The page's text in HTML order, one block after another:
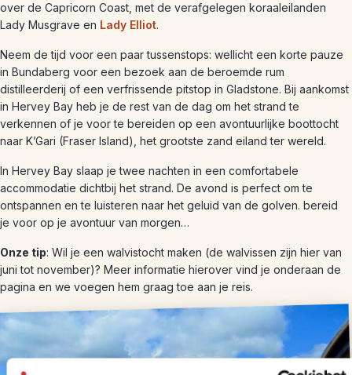
over de Capricorn Coast, met de verafgelegen koraaleilanden
Lady Musgrave en Lady Elliot.
Neem de tijd voor een paar tussenstops: wellicht een korte pauze
in Bundaberg voor een bezoek aan de beroemde rum
distilleerderij of een verfrissende pitstop in Gladstone. Bij aankomst
in Hervey Bay heb je de rest van de dag om het strand te
verkennen of je voor te bereiden op een avontuurlijke boottocht
naar K’Gari (Fraser Island), het grootste zand eiland ter wereld.
In Hervey Bay slaap je twee nachten in een comfortabele
accommodatie dichtbij het strand. De avond is perfect om te
ontspannen en te luisteren naar het geluid van de golven. bereid
je voor op je avontuur van morgen…
Onze tip: Wil je een walvistocht maken (de walvissen zijn hier van
juni tot november)? Meer informatie hierover vind je onderaan de
pagina en we voegen hem graag toe aan je reis.